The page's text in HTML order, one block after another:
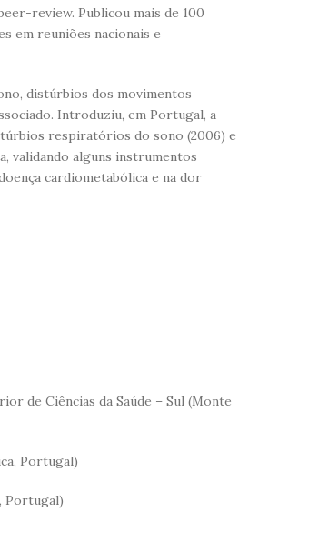
review. Publicou mais de 100
em reuniões nacionais e
distúrbios dos movimentos
Introduziu, em Portugal, a
respiratórios do sono (2006) e
validando alguns instrumentos
cardiometabólica e na dor
de Ciências da Saúde – Sul (Monte
Portugal)
Portugal)